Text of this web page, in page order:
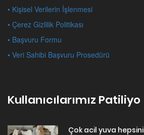
• Kişisel Verilerin İşlenmesi
• Çerez Gizlilik Politikası
• Başvuru Formu
• Veri Sahibi Başvuru Prosedürü
Kullanıcılarımız Patiliyo
Çok acil yuva